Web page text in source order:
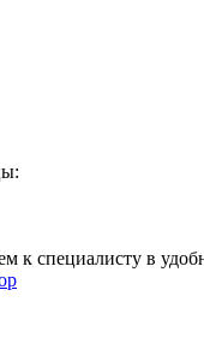
к специалисту в